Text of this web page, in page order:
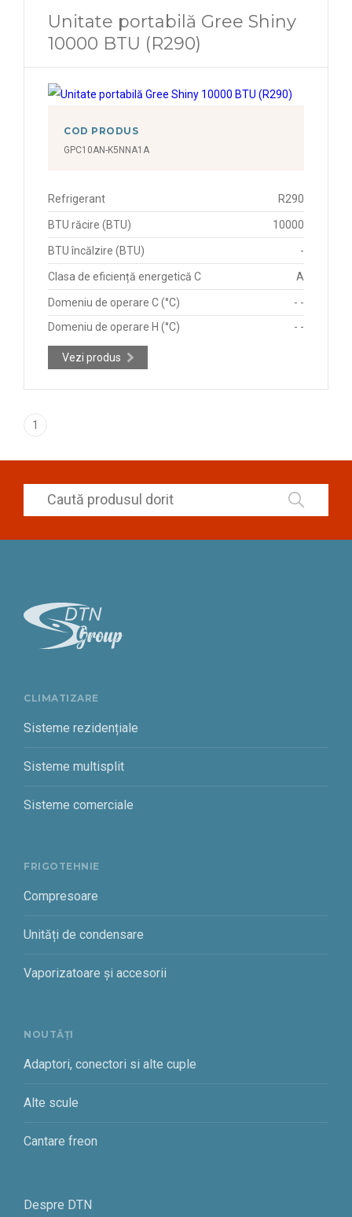
Unitate portabilă Gree Shiny
10000 BTU (R290)
COD PRODUS
GPC10AN-K5NNA1A
Refrigerant R290
BTU răcire (BTU) 10000
BTU încălzire (BTU) -
Clasa de eficiență energetică C A
Domeniu de operare C (°C)
- -
Domeniu de operare H (°C)
- -
Vezi produs
1
CLIMATIZARE
Sisteme rezidențiale
Sisteme multisplit
Sisteme comerciale
FRIGOTEHNIE
Compresoare
Unități de condensare
Vaporizatoare și accesorii
NOUTĂȚI
Adaptori, conectori si alte cuple
Alte scule
Cantare freon
Despre DTN